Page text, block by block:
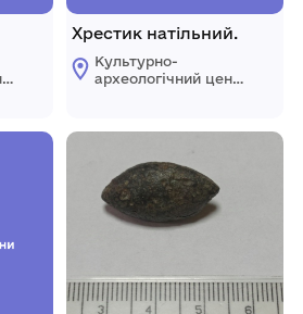
Хрестик натільний.
Культурно-
археологічний центр
ради